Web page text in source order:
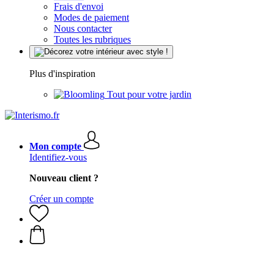
Frais d'envoi
Modes de paiement
Nous contacter
Toutes les rubriques
Plus d'inspiration
Tout pour votre jardin
Mon compte
Identifiez-vous
Nouveau client ?
Créer un compte